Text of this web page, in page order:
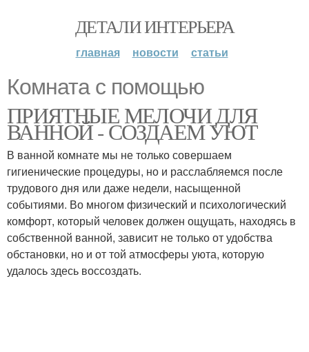
ДЕТАЛИ ИНТЕРЬЕРА
главная новости статьи
Комната с помощью
ПРИЯТНЫЕ МЕЛОЧИ ДЛЯ
ВАННОЙ - СОЗДАЕМ УЮТ
В ванной комнате мы не только совершаем
гигиенические процедуры, но и расслабляемся после
трудового дня или даже недели, насыщенной
событиями. Во многом физический и психологический
комфорт, который человек должен ощущать, находясь в
собственной ванной, зависит не только от удобства
обстановки, но и от той атмосферы уюта, которую
удалось здесь воссоздать.